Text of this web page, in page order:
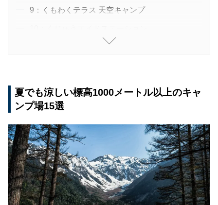
9：くもわくテラス 天空キャンプ
11：塩塚高原キャンプ場
14：休暇村 妙高 笹ヶ峰キャンプ場
夏でも涼しいキャンプ場を選ぶ時のポイント4選
1：標高が高くなるほど涼しくなる
2：子どもが遊べる場所がある
3：施設や設備を確認する
夏でも涼しい標高1000メートル以上のキャ
ンプ場15選